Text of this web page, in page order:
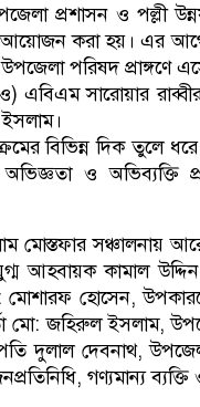
প্রশাসন ও পল্লী
করা হয়। এর আগে
পরিষদ প্রাঙ্গণে
এবিএম সারোয়ার
বিভিন্ন দিক তুলে
অভিজ্ঞতা ও
মোস্তফার সঞ্চালনায়
আহবায়ক কামাল
মোশারফ হোসেন,
মো: জহিরুল ইসলাম,
দুলাল দেবনাথ,
গণ্যমান্য